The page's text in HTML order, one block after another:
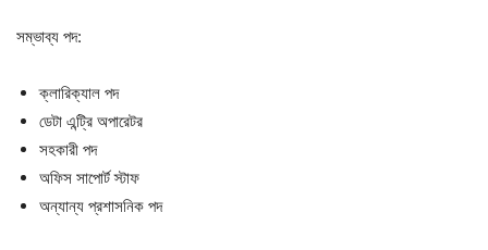
সম্ভাব্য পদ:
ক্লারিক্যাল পদ
ডেটা এন্ট্রি অপারেটর
সহকারী পদ
অফিস সাপোর্ট স্টাফ
অন্যান্য প্রশাসনিক পদ